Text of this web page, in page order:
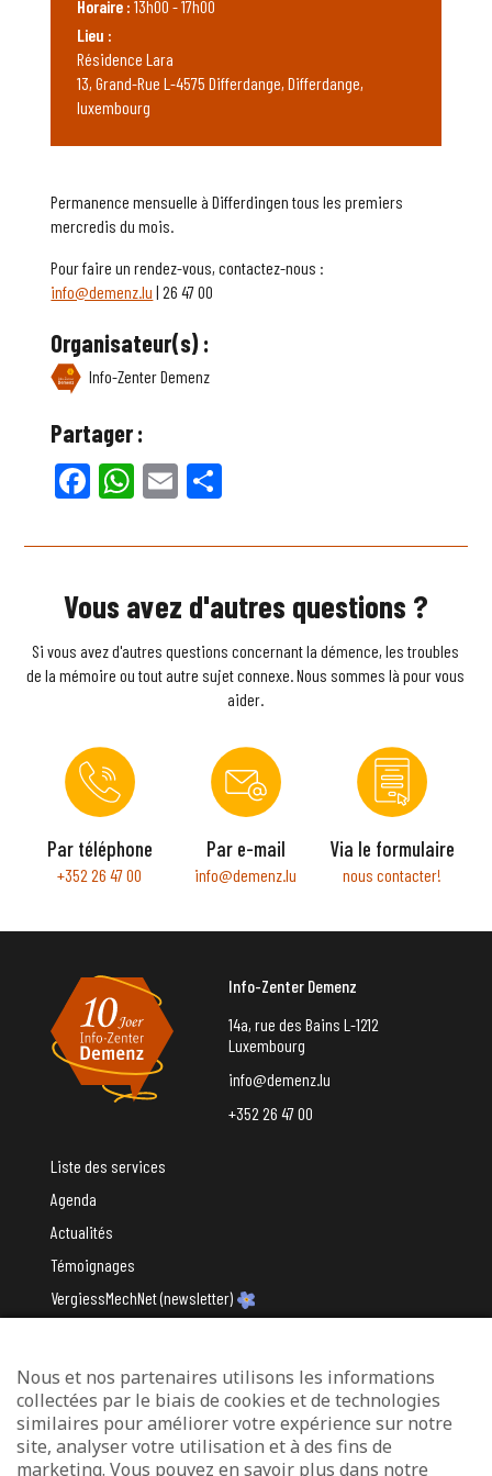
Permanence mensuelle à Differdingen tous les premiers
mercredis du mois.
Pour faire un rendez-vous, contactez-nous :
info@demenz.lu | 26 47 00
Organisateur(s) :
Info-Zenter Demenz
Partager :
Facebook
WhatsApp
Email
Horaire : 13h00 - 17h00
Lieu :
Résidence Lara
13, Grand-Rue L-4575 Differdange, Differdange,
luxembourg
Vous avez d'autres questions ?
Si vous avez d'autres questions concernant la démence, les troubles
de la mémoire ou tout autre sujet connexe. Nous sommes là pour vous
aider.
Par téléphone
+352 26 47 00
Par e-mail
info@demenz.lu
Via le formulaire
nous contacter!
Info-Zenter Demenz
14a, rue des Bains L-1212
Luxembourg
info@demenz.lu
+352 26 47 00
Liste des services
Agenda
Actualités
Témoignages
VergiessMechNet (newsletter)
Avec le soutien du
Nous et nos partenaires utilisons les informations
collectées par le biais de cookies et de technologies
similaires pour améliorer votre expérience sur notre
site, analyser votre utilisation et à des fins de
marketing. Vous pouvez en savoir plus dans notre